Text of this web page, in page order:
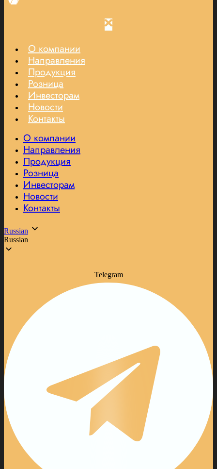
О компании
Направления
Продукция
Розница
Инвесторам
Новости
Контакты
О компании
Направления
Продукция
Розница
Инвесторам
Новости
Контакты
Russian
Russian
Telegram